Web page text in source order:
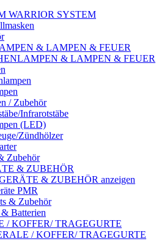
WARRIOR SYSTEM
& LAMPEN & FEUER
& LAMPEN & FEUER
/ Zubehör
Infrarotstäbe
(LED)
Zündhölzer
Zubehör
& ZUBEHÖR
& ZUBEHÖR anzeigen
PMR
& Zubehör
Batterien
/ KOFFER/ TRAGEGURTE
/ KOFFER/ TRAGEGURTE